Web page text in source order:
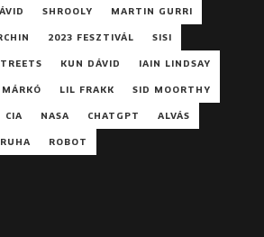
SHROOLY MARTIN GURRI
2023 FESZTIVÁL SISI
KUN DÁVID IAIN LINDSAY
LIL FRAKK SID MOORTHY
CIA NASA CHATGPT ALVÁS
RUHA ROBOT